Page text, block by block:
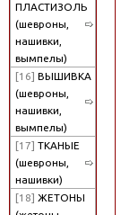
ПЛАСТИЗОЛЬ
(шевроны,
нашивки,
вымпелы)
[16] ВЫШИВКА
(шевроны,
нашивки,
вымпелы)
[17] ТКАНЫЕ
(шевроны,
нашивки)
[18] ЖЕТОНЫ